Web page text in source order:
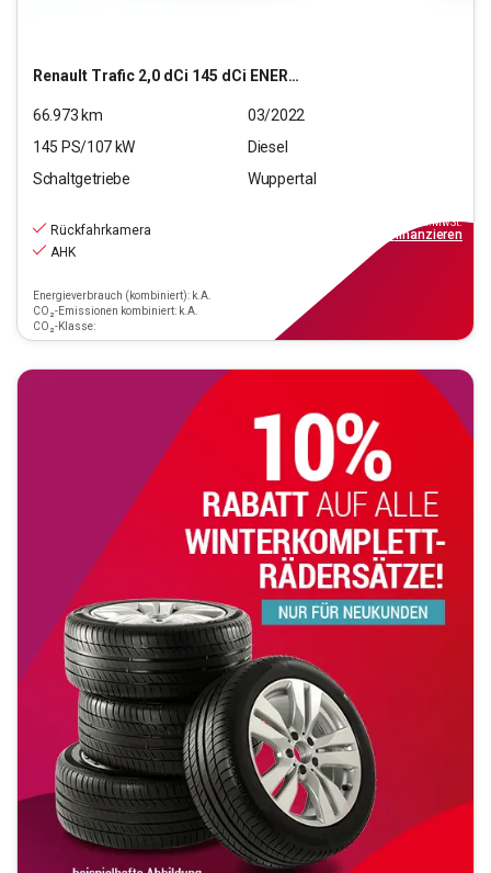
Renault Trafic 2,0 dCi 145 dCi ENERGY L1H1 3,0t Komfort
66.973 km
03/2022
145 PS/107 kW
Diesel
Schaltgetriebe
Wuppertal
Rückfahrkamera
AHK
Energieverbrauch (kombiniert): k.A.
CO₂-Emissionen kombiniert: k.A.
CO₂-Klasse:
inkl.MwSt.
finanzieren